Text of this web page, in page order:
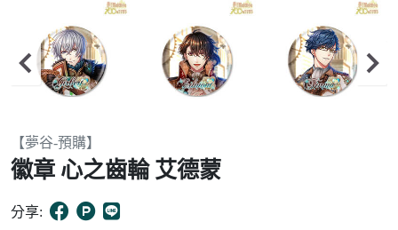
Item
2
of
5
【夢谷-預購】
徽章 心之齒輪 艾德蒙
分享: